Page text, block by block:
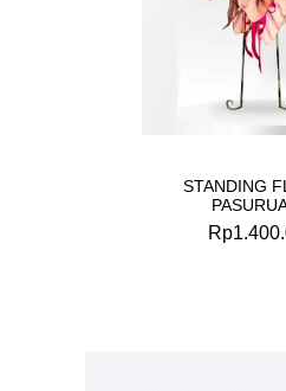
STANDING
Rp